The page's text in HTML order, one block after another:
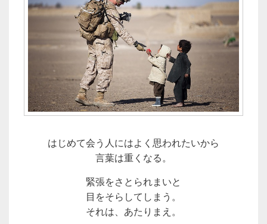
はじめて会う人にはよく思われたいから
言葉は重くなる。
緊張をさとられまいと
目をそらしてしまう。
それは、あたりまえ。